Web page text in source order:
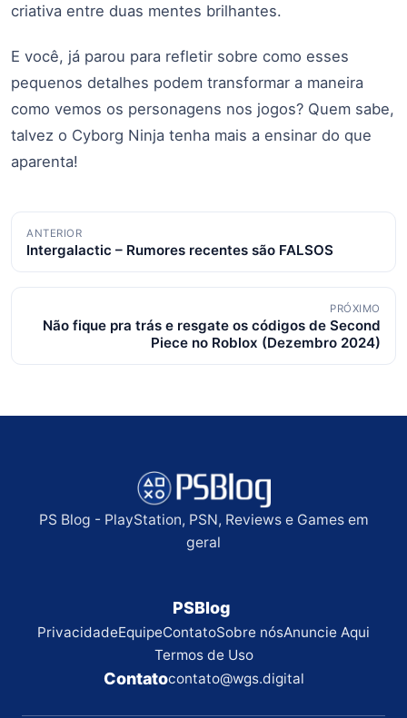
criativa entre duas mentes brilhantes.
E você, já parou para refletir sobre como esses
pequenos detalhes podem transformar a maneira
como vemos os personagens nos jogos? Quem sabe,
talvez o Cyborg Ninja tenha mais a ensinar do que
aparenta!
Navegação
de
posts
ANTERIOR
Intergalactic – Rumores recentes são FALSOS
PRÓXIMO
Não fique pra trás e resgate os códigos de Second
Piece no Roblox (Dezembro 2024)
PS Blog - PlayStation, PSN, Reviews e Games em
geral
PSBlog
PrivacidadeEquipeContatoSobre nósAnuncie Aqui
Termos de Uso
Contatocontato@wgs.digital